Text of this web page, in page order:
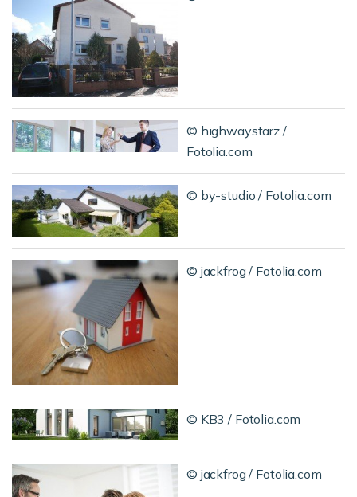
© highwaystarz /
Fotolia.com
© by-studio / Fotolia.com
© jackfrog / Fotolia.com
© KB3 / Fotolia.com
© jackfrog / Fotolia.com